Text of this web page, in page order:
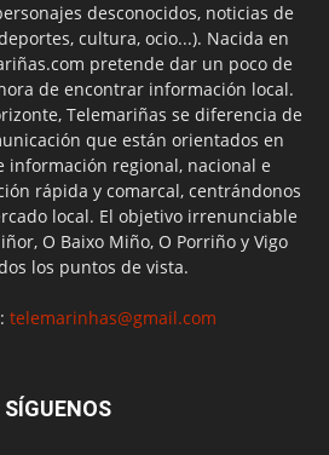
desconocidos, noticias de
cultura, ocio...). Nacida en
pretende dar un poco de
de encontrar información local.
Telemariñas se diferencia de
que están orientados en
información regional, nacional e
rápida y comarcal, centrándonos
local. El objetivo irrenunciable
O Baixo Miño, O Porriño y Vigo
los puntos de vista.
telemarinhas@gmail.com
SÍGUENOS